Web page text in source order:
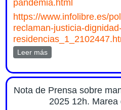
pandemia.html
https://www.infolibre.es/
reclaman-justicia-
Leer mássobre Repercusiones
Nota de Prensa sobre
2025 12h.